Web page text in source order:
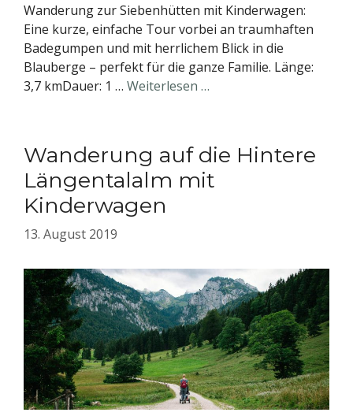
Wanderung zur Siebenhütten mit Kinderwagen:
Eine kurze, einfache Tour vorbei an traumhaften
Badegumpen und mit herrlichem Blick in die
Blauberge – perfekt für die ganze Familie. Länge:
3,7 kmDauer: 1 … Weiterlesen …
Wanderung auf die Hintere
Längentalalm mit
Kinderwagen
13. August 2019